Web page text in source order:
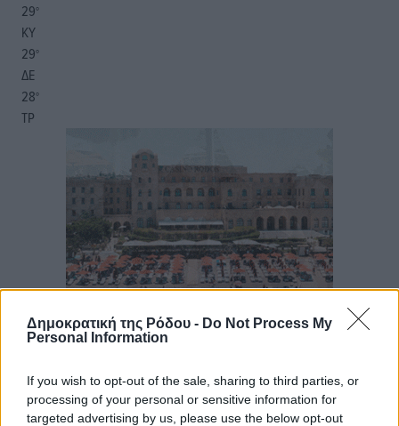
Δημοκρατική της Ρόδου - Do Not Process My
Personal Information
If you wish to opt-out of the sale, sharing to third parties, or
processing of your personal or sensitive information for
targeted advertising by us, please use the below opt-out
29°
ΚΥ
29°
ΔΕ
28°
ΤΡ